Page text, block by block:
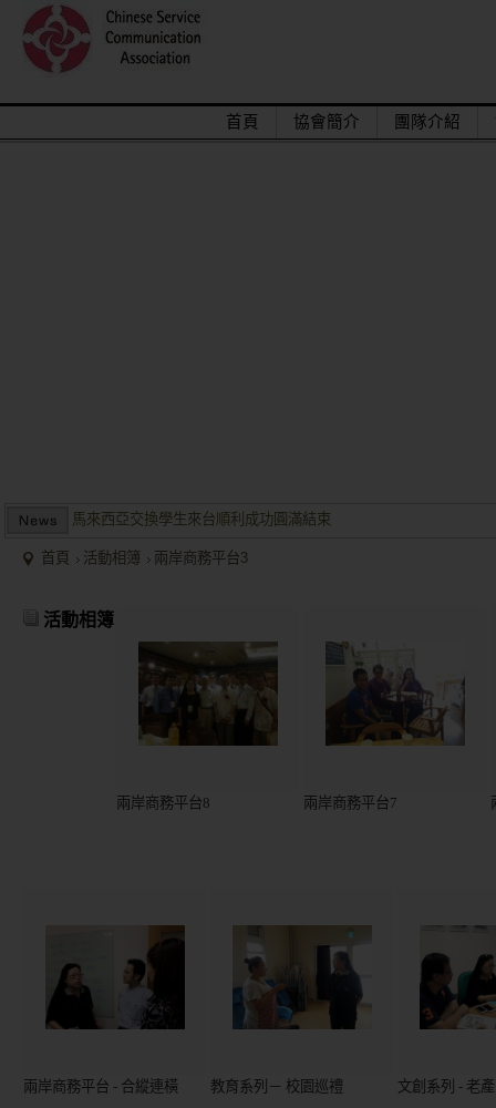
首頁 協會簡介 團隊介紹
馬來西亞交換學生來台順利成功圓滿結束
兩岸商業投資考察團於大陸多地受到盛大歡迎並且已有多個項目落
馬來西亞交換學生來台順利成功圓滿結束
兩岸商業投資考察團於大陸多地受到盛大歡迎並且已有多個項目落
首頁 活動相簿 兩岸商務平台3
活動相簿
兩岸商務平台8 兩岸商務平台7
兩岸商務平台 - 合縱連橫 教育系列－ 校園巡禮 文創系列 - 老